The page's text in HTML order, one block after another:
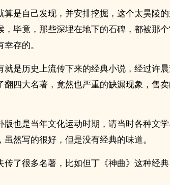
算是自己发现，并安排挖掘，这个太昊陵
，毕竟，那些深埋在地下的石碑，都被那
存的。
就是历史上流传下来的经典小说，经过许
翻四大名著，竟然也严重的缺漏现象，售
版也是当年文化运动时期，请当时各种文
虽然写的很好，但是没有经典的味道。
传了很多名著，比如但丁《神曲》这种经